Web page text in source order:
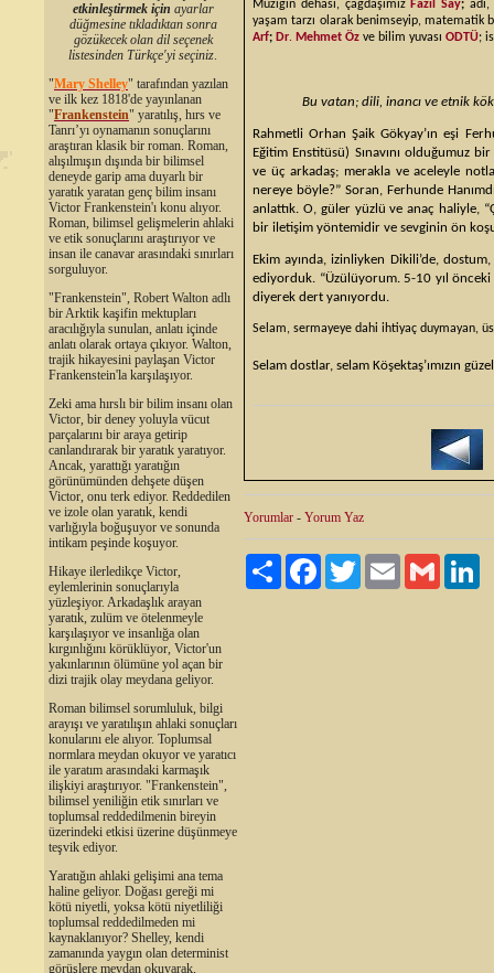
etkinleştirmek için ayarlar
düğmesine tıkladıktan sonra
gözükecek olan dil seçenek
listesinden Türkçe'yi seçiniz.
"Mary Shelley" tarafından yazılan
ve ilk kez 1818'de yayınlanan
"Frankenstein" yaratılış, hırs ve
Tanrı’yı oynamanın sonuçlarını
araştıran klasik bir roman. Roman,
alışılmışın dışında bir bilimsel
deneyde garip ama duyarlı bir
yaratık yaratan genç bilim insanı
Victor Frankenstein'ı konu alıyor.
Roman, bilimsel gelişmelerin ahlaki
ve etik sonuçlarını araştırıyor ve
insan ile canavar arasındaki sınırları
sorguluyor.
"Frankenstein", Robert Walton adlı
bir Arktik kaşifin mektupları
aracılığıyla sunulan, anlatı içinde
anlatı olarak ortaya çıkıyor. Walton,
trajik hikayesini paylaşan Victor
Frankenstein'la karşılaşıyor.
Zeki ama hırslı bir bilim insanı olan
Victor, bir deney yoluyla vücut
parçalarını bir araya getirip
canlandırarak bir yaratık yaratıyor.
Ancak, yarattığı yaratığın
görünümünden dehşete düşen
Victor, onu terk ediyor. Reddedilen
ve izole olan yaratık, kendi
varlığıyla boğuşuyor ve sonunda
intikam peşinde koşuyor.
Hikaye ilerledikçe Victor,
eylemlerinin sonuçlarıyla
yüzleşiyor. Arkadaşlık arayan
yaratık, zulüm ve ötelenmeyle
karşılaşıyor ve insanlığa olan
kırgınlığını körüklüyor, Victor'un
yakınlarının ölümüne yol açan bir
dizi trajik olay meydana geliyor.
Roman bilimsel sorumluluk, bilgi
arayışı ve yaratılışın ahlaki sonuçları
konularını ele alıyor. Toplumsal
normlara meydan okuyor ve yaratıcı
ile yaratım arasındaki karmaşık
ilişkiyi araştırıyor. "Frankenstein",
bilimsel yeniliğin etik sınırları ve
toplumsal reddedilmenin bireyin
üzerindeki etkisi üzerine düşünmeye
teşvik ediyor.
Yaratığın ahlaki gelişimi ana tema
haline geliyor. Doğası gereği mi
kötü niyetli, yoksa kötü niyetliliği
toplumsal reddedilmeden mi
kaynaklanıyor? Shelley, kendi
zamanında yaygın olan determinist
görüşlere meydan okuyarak,
Müziğin dehası, çağdaşımızFazıl Say;
yaşam tarzı olarak benimseyip, matematik
Arf; Dr.Mehmet Öz ve bilim yuvasıODTÜ;
Bu vatan; dili, inancı ve etnik
Rahmetli Orhan Şaik Gökyay’ın eşi
Eğitim Enstitüsü) Sınavını olduğumuz
ve üç arkadaş; merakla ve aceleyle
nereye böyle?” Soran, Ferhunde
anlattık. O, güler yüzlü ve anaç haliyle,
bir iletişim yöntemidir ve sevginin ön
Ekim ayında, izinliyken Dikili’de,
ediyorduk. “Üzülüyorum. 5-10 yıl
diyerek dert yanıyordu.
Selam, sermayeye dahi ihtiyaç duymayan,
Selam dostlar, selam Köşektaş’ımızın
Yorumlar - Yorum Yaz
Paylaş FacebookTwitter Email Gmail